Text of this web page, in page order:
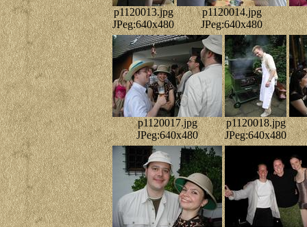
p1120013.jpg
JPeg:640x480
p1120014.jpg
JPeg:640x480
p1120017.jpg
JPeg:640x480
p1120018.jpg
JPeg:640x480